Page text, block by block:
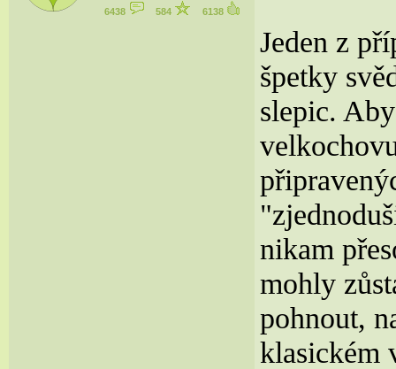
6438
584 6138
Jeden z
špetky
slepic.
nikam
mohly
pohnout,
klasickém